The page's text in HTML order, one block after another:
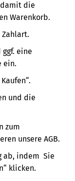
damit die
Warenkorb.
Zahlart.
ggf. eine
ein.
und die
zum
unsere AGB.
ab, indem Sie
klicken.